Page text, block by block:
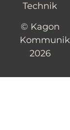
Technik
© Kagon
2026